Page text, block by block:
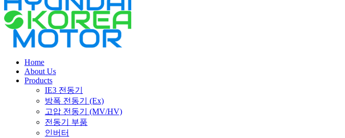
Home
About Us
Products
IE3 전동기
방폭 전동기 (Ex)
고압 전동기 (MV/HV)
전동기 부품
인버터